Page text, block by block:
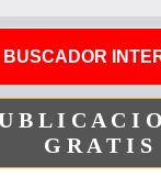
B L I C A C I
G R A T I S